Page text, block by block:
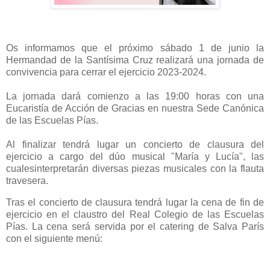
Os informamos que el próximo sábado 1 de junio la
Hermandad de la Santísima Cruz realizará una jornada de
convivencia para cerrar el ejercicio 2023-2024.
La jornada dará comienzo a las 19:00 horas con una
Eucaristía de Acción de Gracias en nuestra Sede Canónica
de las Escuelas Pías.
Al finalizar tendrá lugar un concierto de clausura del
ejercicio a cargo del dúo musical "María y Lucía", las
cualesinterpretarán diversas piezas musicales con la flauta
travesera.
Tras el concierto de clausura tendrá lugar la cena de fin de
ejercicio en el claustro del Real Colegio de las Escuelas
Pías. La cena será servida por el catering de Salva París
con el siguiente menú: